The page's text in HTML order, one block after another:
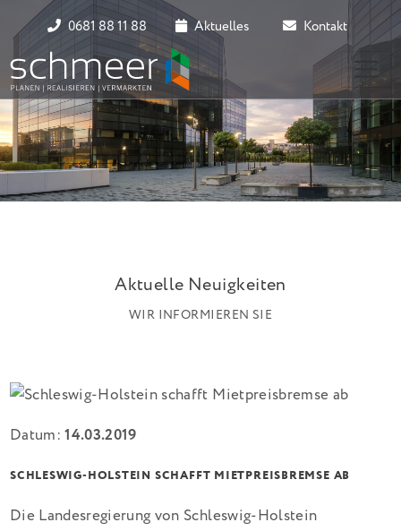
0681 88 11 88 Aktuelles Kontakt
Aktuelle Neuigkeiten
WIR INFORMIEREN SIE
Datum:14.03.2019
SCHLESWIG-HOLSTEIN SCHAFFT MIETPREISBREMSE AB
Die Landesregierung von Schleswig-Holstein